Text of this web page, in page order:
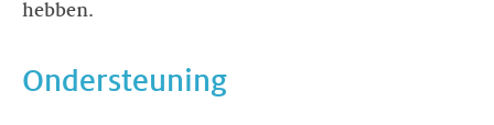
hebben.
Ondersteuning